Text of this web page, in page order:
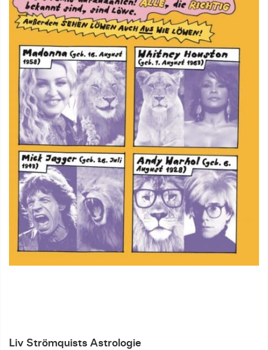
Liv Strömquists Astrologie